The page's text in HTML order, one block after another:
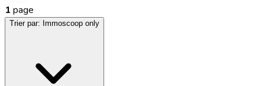
1 page
Trier par: Immoscoop only